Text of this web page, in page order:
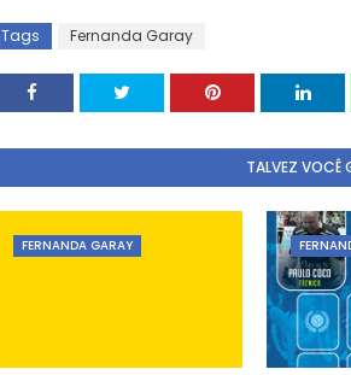
Tags Fernanda Garay
TALVEZ VOCÊ
FERNANDA GARAY